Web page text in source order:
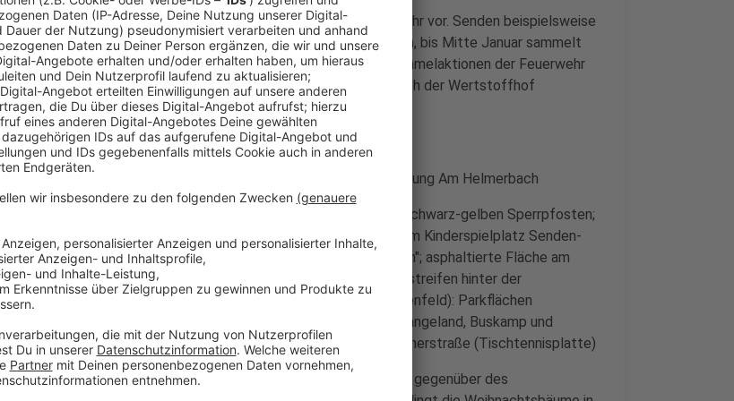
Städte und Gemeinden im Kreis bereiten jetzt schon mal die Abfuhr vor. Senden beispielsweise
stellt sein System heute Mittag vor. Es gibt verschiedene Stellen, bis Mitte Januar sammelt
die Gemeinde hier die Bäume ein. Wegen der Pandemie fallen Sammelaktionen der Feuerwehr
und der Pfadfinder aus. Ab dem kommenden Mittwoch nimmt auch der Wertstoffhof
Weihnachtsbäume an.
Ortsteil Bösensell: Parkplatz Ecke Havixbecker Straße/Einmündung Am Helmerbach
Am Kanal - Wendehafen: Grünstreifen vor den schwarz-gelben Sperrpfosten;
Anton-Aulke-Ring: letzter Parkstreifen am Dümmer; Grünanlage am Kinderspielplatz Senden-
West (Drachenwiese); Grünanlage am Parkplatz "Am Heckenbusch"; asphaltierte Fläche am
Kinderspielplatz Sperberweg/Ecke Starenweg; Hagenkamp: Grünstreifen hinter der
Palisadenwand an den Glascontainern; Hiddingseler Straße (Mühlenfeld): Parkflächen
gegenüber dem ehemaligen Lebensmittelmarkt; Mönkingheide-Langeland, Buskamp und
Musikerviertel: freie Fläche an der Mendelssohnstraße Ecke Wagnerstraße (Tischtennisplatte)
Ortsteil Ottmarsbocholt:Ein Sammelplatz wird „Auf der Horst“, gegenüber des